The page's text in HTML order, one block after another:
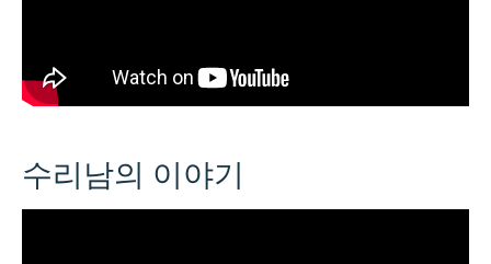
수리남의 이야기